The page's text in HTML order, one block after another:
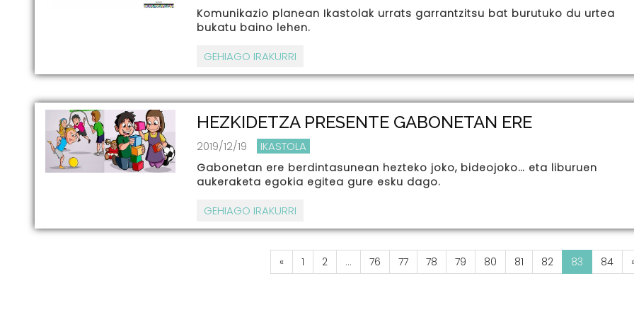
Komunikazio planean Ikastolak urrats garrantzitsu bat burutuko du urtea
bukatu baino lehen.
GEHIAGO IRAKURRI
HEZKIDETZA PRESENTE GABONETAN ERE
2019/12/19 IKASTOLA
Gabonetan ere berdintasunean hezteko joko, bideojoko… eta liburuen
aukeraketa egokia egitea gure esku dago.
GEHIAGO IRAKURRI
« 1 2 ... 76 77 78 79 80 81 82 83 84